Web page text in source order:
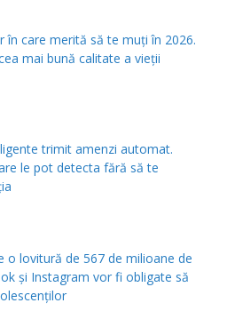
în care merită să te muți în 2026.
mai bună calitate a vieții
trimit amenzi automat.
le pot detecta fără să te
o lovitură de 567 de milioane de
și Instagram vor fi obligate să